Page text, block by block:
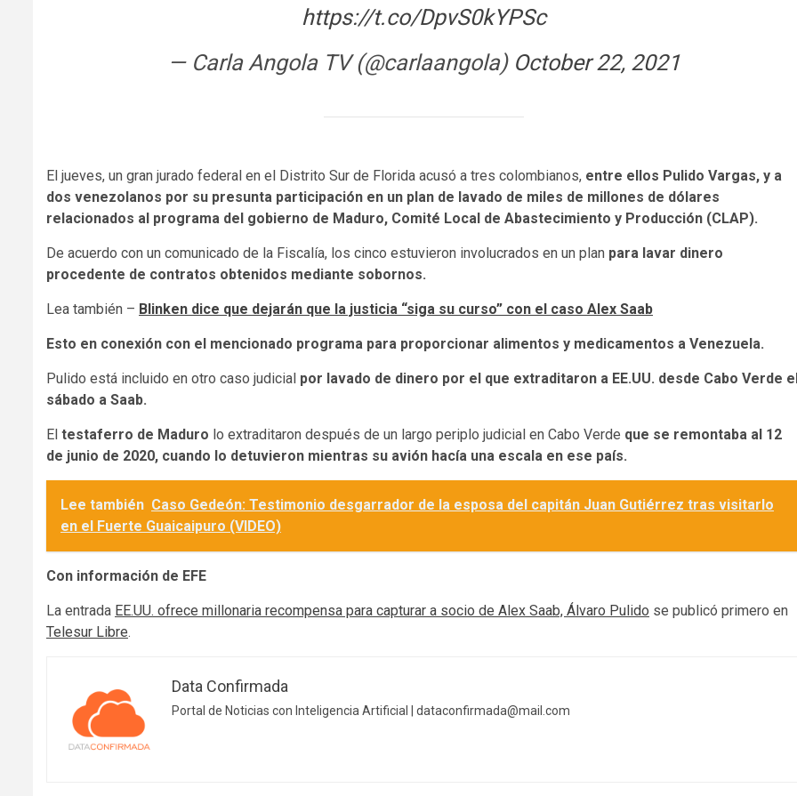
https://t.co/DpvS0kYPSc
— Carla Angola TV (@carlaangola) October 22, 2021
El jueves, un gran jurado federal en el Distrito Sur de Florida acusó a tres colombianos, entre ellos Pulido Vargas, y a
dos venezolanos por su presunta participación en un plan de lavado de miles de millones de dólares
relacionados al programa del gobierno de Maduro, Comité Local de Abastecimiento y Producción (CLAP).
De acuerdo con un comunicado de la Fiscalía, los cinco estuvieron involucrados en un plan para lavar dinero
procedente de contratos obtenidos mediante sobornos.
Lea también – Blinken dice que dejarán que la justicia “siga su curso” con el caso Alex Saab
Esto en conexión con el mencionado programa para proporcionar alimentos y medicamentos a Venezuela.
Pulido está incluido en otro caso judicial por lavado de dinero por el que extraditaron a EE.UU. desde Cabo Verde
sábado a Saab.
El testaferro de Maduro lo extraditaron después de un largo periplo judicial en Cabo Verde que se remontaba al 12
de junio de 2020, cuando lo detuvieron mientras su avión hacía una escala en ese país.
Lee también Caso Gedeón: Testimonio desgarrador de la esposa del capitán Juan Gutiérrez tras visitarlo
en el Fuerte Guaicaipuro (VIDEO)
Con información de EFE
La entrada EE.UU. ofrece millonaria recompensa para capturar a socio de Alex Saab, Álvaro Pulido se publicó primero en
Telesur Libre.
Data Confirmada
Portal de Noticias con Inteligencia Artificial | dataconfirmada@mail.com